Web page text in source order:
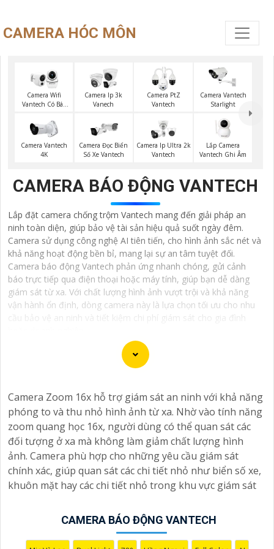
CAMERA HÓC MÔN
Camera Wifi
Vantech Có Báo
Camera Ip 3k
Vanech
Camera PtZ
Vantech
Camera Vantech
Starlight
Camera Vantech
4K
Camera Đọc Biển
Số Xe Vantech
Camera Ip Ultra 2k
Vantech
Lắp Camera
Vantech Ghi Âm
CAMERA BÁO ĐỘNG VANTECH
Lắp đặt camera chống trộm Vantech mang đến giải pháp an
ninh toàn diện, giúp bảo vệ tài sản hiệu quả suốt ngày đêm.
Camera sử dụng công nghệ AI tiên tiến, cho hình ảnh sắc nét và
khả năng hoạt động bền bỉ, mang lại sự an tâm tuyệt đối.
Camera báo động Vantech phản ứng nhanh chóng, gửi cảnh
báo trực tiếp qua điện thoại hoặc máy tính, giúp bạn dễ dàng
giám sát từ xa. Với chất lượng hình ảnh vượt trội và khả năng
vận hành ổn định, dòng camera này là lựa chọn tối ưu cho nhu
cầu bảo vệ an ninh và tiết kiệm chi phí giám sát cho gia đình
Camera Vantech là một thương hiệu camera an ninh
hàng đầu tại Việt Nam, chúng được thiết kế với công
nghệ hiện đại và chất lượng cao để khẳng định an ninh
và giám sát tốt cho ngôi nhà, cửa hàng, văn phòng
hoặc doanh nghiệp của bạn.
Vantech Việt Nam cung cấp các dòng sản phẩm camera
giám sát chất lượng cao như camera IP, camera HD-
nhiều hơn nữa. Các sản phẩm của Vantech được sản
xuất theo tiêu chuẩn chất lượng cao, đáng tin cậy và dễ
sử dụng.
Camera Zoom 16x hỗ trợ giám sát an ninh với khả năng
phóng to và thu nhỏ hình ảnh từ xa. Nhờ vào tính năng
zoom quang học 16x, người dùng có thể quan sát các
đối tượng ở xa mà không làm giảm chất lượng hình
ảnh. Camera phù hợp cho những yêu cầu giám sát
chính xác, giúp quan sát các chi tiết nhỏ như biển số xe,
khuôn mặt hay các chi tiết nhỏ trong khu vực giám sát
CAMERA BÁO ĐỘNG VANTECH